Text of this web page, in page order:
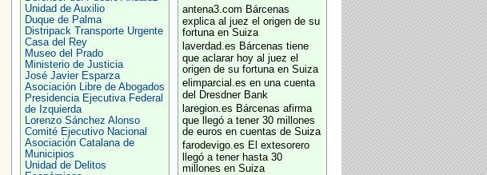
Unidad de Auxilio
Duque de Palma
Distripack Transporte Urgente
Casa del Rey
Museo del Prado
Ministerio de Justicia
José Javier Esparza
Asociación Libre de Abogados
Presidencia Ejecutiva Federal
de Izquierda
Lorenzo Sánchez Alonso
Comité Ejecutivo Nacional
Asociación Catalana de
Municipios
Unidad de Delitos
antena3.com Bárcenas
explica al juez el origen de su
fortuna en Suiza
laverdad.es Bárcenas tiene
que aclarar hoy al juez el
origen de su fortuna en Suiza
elimparcial.es en una cuenta
del Dresdner Bank
laregion.es Bárcenas afirma
que llegó a tener 30 millones
de euros en cuentas de Suiza
farodevigo.es El extesorero
llegó a tener hasta 30
millones en Suiza